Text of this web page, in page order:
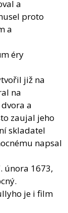
a
proto
a
éry
již na
na
a
zaujal jeho
skladatel
napsal
února 1673,
je i film